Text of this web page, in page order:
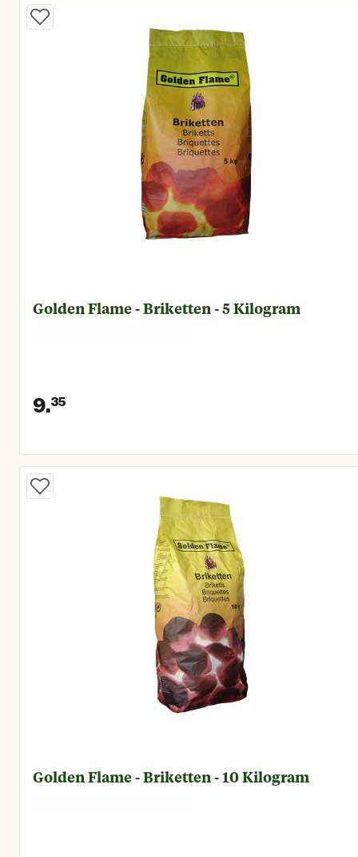
Golden Flame - Briketten - 5 Kilogram
9.35
Huidige prijs € 9,35
Golden Flame - Briketten - 10 Kilogram